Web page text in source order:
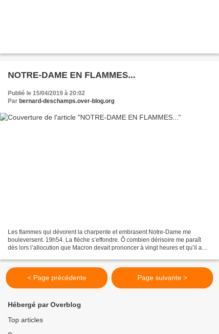
NOTRE-DAME EN FLAMMES...
Publié le 15/04/2019 à 20:02
Par bernard-deschamps.over-blog.org
Les flammes qui dévorent la charpente et embrasent Notre-Dame me
bouleversent. 19h54. La flèche s’effondre. Ô combien dérisoire me paraît
dès lors l’allocution que Macron devait prononcer à vingt heures et qu’il a
< Page précédente Page suivante >
Hébergé par Overblog
Top articles